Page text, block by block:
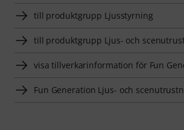
till produktgrupp Ljusstyrning
till produktgrupp Ljus- och
visa tillverkarinformation för Fun
Fun Generation Ljus- och